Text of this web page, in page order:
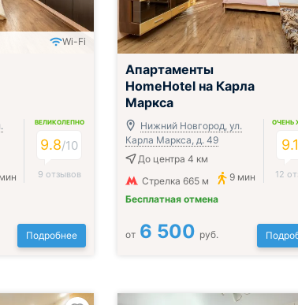
Wi-Fi
ВЕЛИКОЛЕПНО
9.8/10
9 отзывов
Подробнее
Апартаменты
HomeHotel на Карла
Маркса
Нижний Новгород, ул.
Карла Маркса, д. 49
До центра 4 км
Стрелка 665 м
9 мин
Бесплатная отмена
ОЧЕНЬ
9.1
12
от 6 500 руб.